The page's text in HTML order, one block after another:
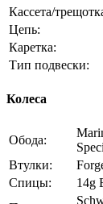
Кассета/
Цепь:
Каретка:
Тип подвески:
Колеса
Обода:
Втулки:
Спицы:
14g